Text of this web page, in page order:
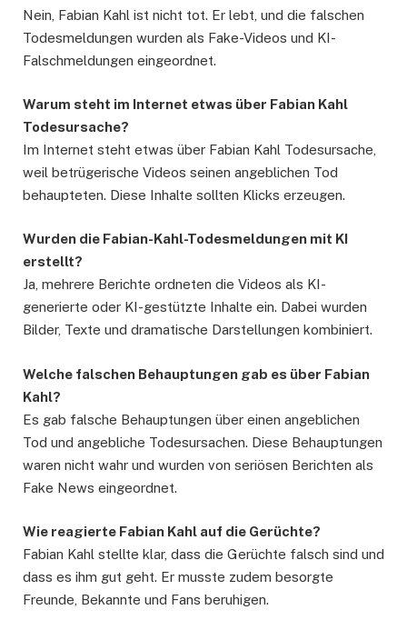
Nein, Fabian Kahl ist nicht tot. Er lebt, und die falschen
Todesmeldungen wurden als Fake-Videos und KI-
Falschmeldungen eingeordnet.
Warum steht im Internet etwas über Fabian Kahl
Todesursache?
Im Internet steht etwas über Fabian Kahl Todesursache,
weil betrügerische Videos seinen angeblichen Tod
behaupteten. Diese Inhalte sollten Klicks erzeugen.
Wurden die Fabian-Kahl-Todesmeldungen mit KI
erstellt?
Ja, mehrere Berichte ordneten die Videos als KI-
generierte oder KI-gestützte Inhalte ein. Dabei wurden
Bilder, Texte und dramatische Darstellungen kombiniert.
Welche falschen Behauptungen gab es über Fabian
Kahl?
Es gab falsche Behauptungen über einen angeblichen
Tod und angebliche Todesursachen. Diese Behauptungen
waren nicht wahr und wurden von seriösen Berichten als
Fake News eingeordnet.
Wie reagierte Fabian Kahl auf die Gerüchte?
Fabian Kahl stellte klar, dass die Gerüchte falsch sind und
dass es ihm gut geht. Er musste zudem besorgte
Freunde, Bekannte und Fans beruhigen.